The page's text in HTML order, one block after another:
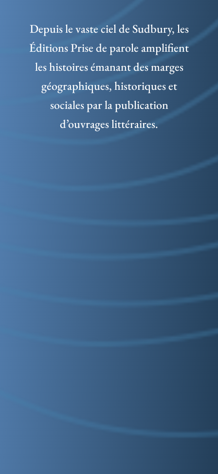
Depuis le vaste ciel de Sudbury, les
Éditions Prise de parole amplifient
les histoires émanant des marges
géographiques, historiques et
sociales par la publication
d’ouvrages littéraires.